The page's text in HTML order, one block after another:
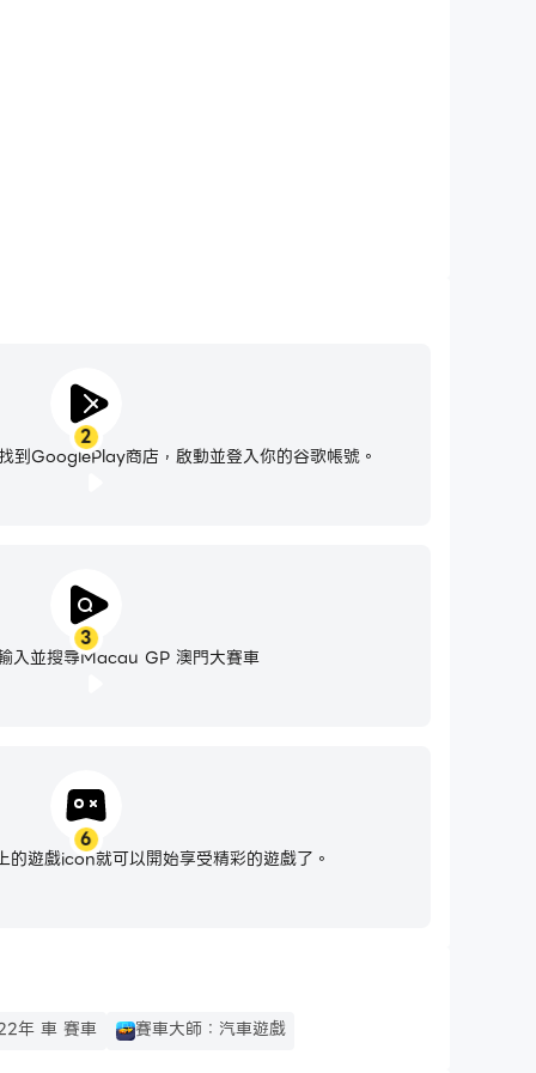
2
到GooglePlay商店，啟動並登入你的谷歌帳號。
3
入並搜尋Macau GP 澳門大賽車
6
的遊戲icon就可以開始享受精彩的遊戲了。
年 車 賽車 賽車大師：汽車遊戲